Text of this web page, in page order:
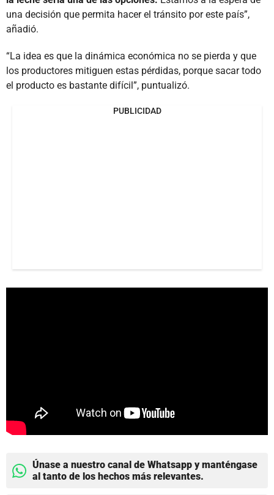
una decisión que permita hacer el tránsito por este país”,
añadió.
“La idea es que la dinámica económica no se pierda y que
los productores mitiguen estas pérdidas, porque sacar todo
el producto es bastante difícil”, puntualizó.
PUBLICIDAD
Únase a nuestro canal de Whatsapp y manténgase
al tanto de los hechos más relevantes.